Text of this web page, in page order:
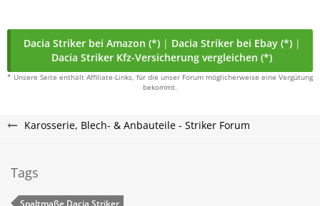
Dacia Striker bei Amazon (*)| Dacia Striker bei Ebay (*)|
Dacia Striker Kfz-Versicherung vergleichen (*)
* Unsere Seite enthält Affiliate-Links, für die unser Forum möglicherweise eine Vergütung
bekommt.
Karosserie, Blech- & Anbauteile - Striker Forum
Tags
Spaltmaße Dacia Striker